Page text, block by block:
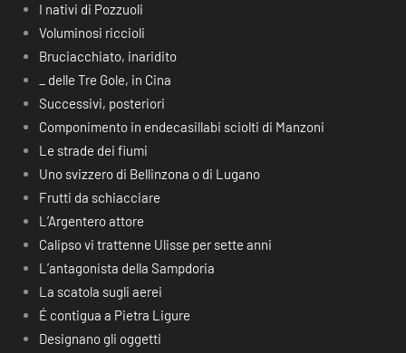
I nativi di Pozzuoli
Voluminosi riccioli
Bruciacchiato, inaridito
_ delle Tre Gole, in Cina
Successivi, posteriori
Componimento in endecasillabi sciolti di Manzoni
Le strade dei fiumi
Uno svizzero di Bellinzona o di Lugano
Frutti da schiacciare
L’Argentero attore
Calipso vi trattenne Ulisse per sette anni
L’antagonista della Sampdoria
La scatola sugli aerei
É contigua a Pietra Ligure
Designano gli oggetti